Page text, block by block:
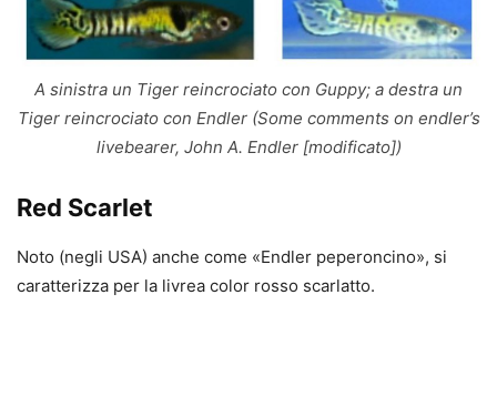
A sinistra un Tiger reincrociato con Guppy; a destra un
Tiger reincrociato con Endler (Some comments on endler’s
livebearer, John A. Endler [modificato])
Red Scarlet
Noto (negli USA) anche come «Endler peperoncino», si
caratterizza per la livrea color rosso scarlatto.